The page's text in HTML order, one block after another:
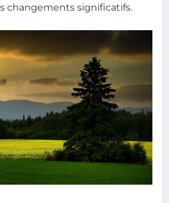
changements significatifs.